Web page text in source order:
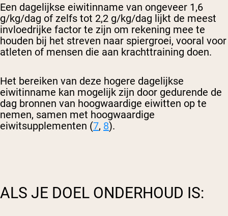
Een dagelijkse eiwitinname van ongeveer 1,6
g/kg/dag of zelfs tot 2,2 g/kg/dag lijkt de meest
invloedrijke factor te zijn om rekening mee te
houden bij het streven naar spiergroei, vooral voor
atleten of mensen die aan krachttraining doen.
Het bereiken van deze hogere dagelijkse
eiwitinname kan mogelijk zijn door gedurende de
dag bronnen van hoogwaardige eiwitten op te
nemen, samen met hoogwaardige
eiwitsupplementen (7, 8).
ALS JE DOEL ONDERHOUD IS: